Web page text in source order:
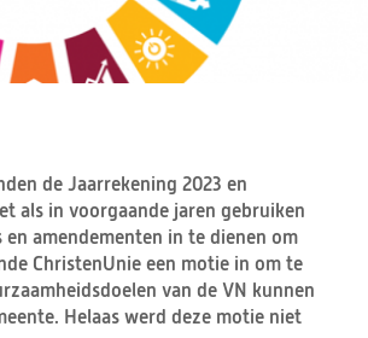
de Jaarrekening 2023 en
als in voorgaande jaren gebruiken
amendementen in te dienen om
ChristenUnie een motie in om te
van de VN kunnen
Helaas werd deze motie niet